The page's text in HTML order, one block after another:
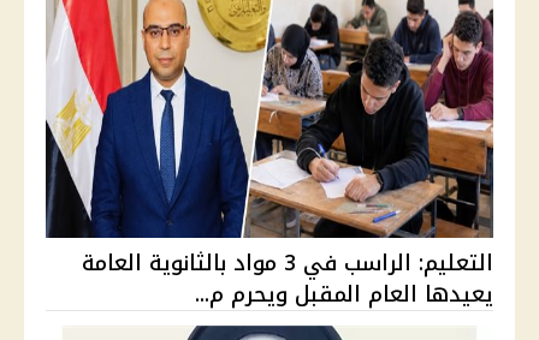
التعليم: الراسب في 3 مواد بالثانوية العامة
يعيدها العام المقبل ويحرم م...